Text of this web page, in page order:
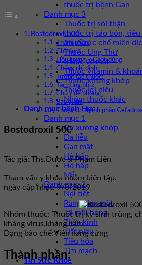
thuốc trị bệnh Gan
Danh mục 3
Thuốc trị sỏi thận
thuốc trị táo bón, tiêu
Thuốc ức chế miễn
Thuốc Ung Thư
thuốc về mắt
Thuốc vitamin &
Thuốc xương khớp
Thuốc lợi niệu
Nhóm thuốc khác
Danh mục bệnh Học
Danh mục 1
Cơ xương khớp
Da liễu
Gan mật
Hô hấp
Hô hấp
Mắt
Danh mục 2
Nội tiết
Răng hàm mặt
Tai mũi họng
Thần kinh
Tiết niệu
Tiêu hóa
Tim mạch
Tin Sức Khỏe
Bostodroxil 500
Thành phần:
Chỉ định:
Liều lượng – Cách dùng
Chống chỉ định:
Tương tác thuốc:
Tác dụng phụ:
Chú ý đề phòng:
Bảo quản:
Thông tin thành phần
Bostodroxil 500
Tác giả: Ths.Dược sĩ Phạm Liên
Tham vấn y khoa nhóm biên tập.
ngày cập nhật: 9/8/2019
Nhóm thuốc: Thuốc trị ký sinh trùng,
kháng virus,kháng nấm
Dạng bào chế:Viên nang cứng
Thành phần: